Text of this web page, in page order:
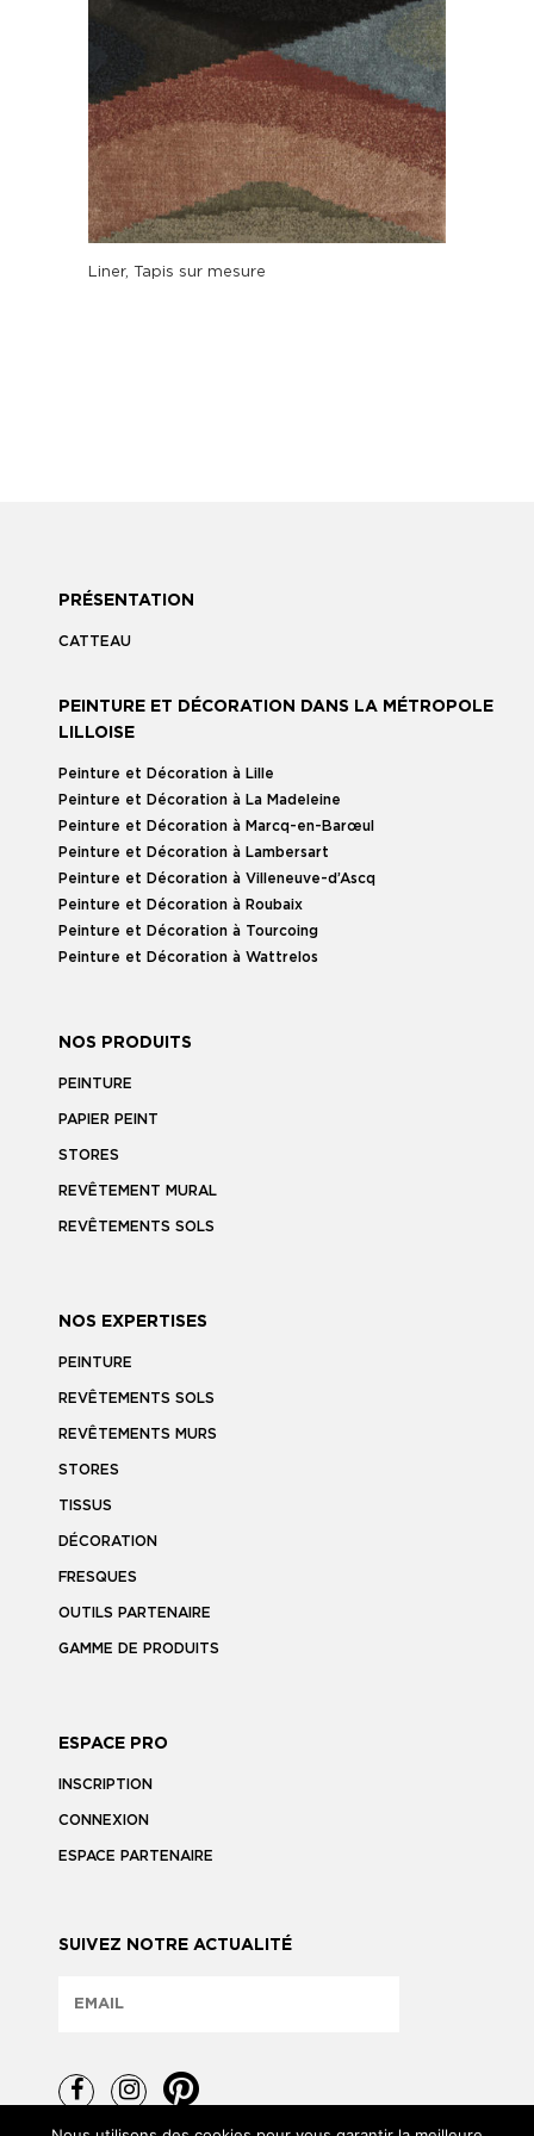
Liner, Tapis sur mesure
PRÉSENTATION
CATTEAU
PEINTURE ET DÉCORATION DANS LA MÉTROPOLE
LILLOISE
Peinture et Décoration à Lille
Peinture et Décoration à La Madeleine
Peinture et Décoration à Marcq-en-Barœul
Peinture et Décoration à Lambersart
Peinture et Décoration à Villeneuve-d’Ascq
Peinture et Décoration à Roubaix
Peinture et Décoration à Tourcoing
Peinture et Décoration à Wattrelos
NOS PRODUITS
PEINTURE
PAPIER PEINT
STORES
REVÊTEMENT MURAL
REVÊTEMENTS SOLS
NOS EXPERTISES
PEINTURE
REVÊTEMENTS SOLS
REVÊTEMENTS MURS
STORES
TISSUS
DÉCORATION
FRESQUES
OUTILS PARTENAIRE
GAMME DE PRODUITS
ESPACE PRO
INSCRIPTION
CONNEXION
ESPACE PARTENAIRE
SUIVEZ NOTRE ACTUALITÉ